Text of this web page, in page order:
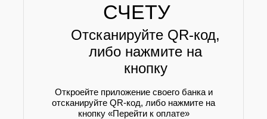
СЧЕТУ
Отсканируйте QR-код,
либо нажмите на
кнопку
Откроейте приложение своего банка и
отсканируйте QR-код, либо нажмите на
кнопку «Перейти к оплате»